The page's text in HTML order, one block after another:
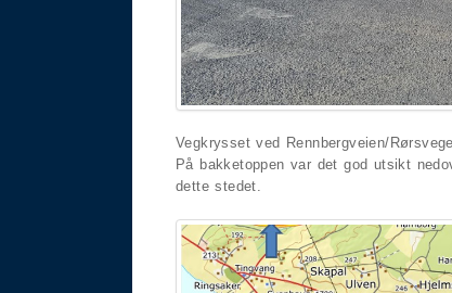
Vegkrysset ved Rennbergveien/
På bakketoppen var det god utsikt
dette stedet.